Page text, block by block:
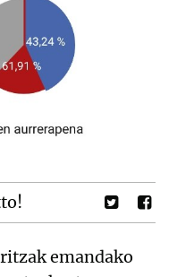
emandako